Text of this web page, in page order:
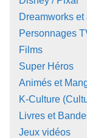
Dreamworks et
Personnages
Films
Super Héros
Animés et
K-Culture
Livres et
Jeux vidéos